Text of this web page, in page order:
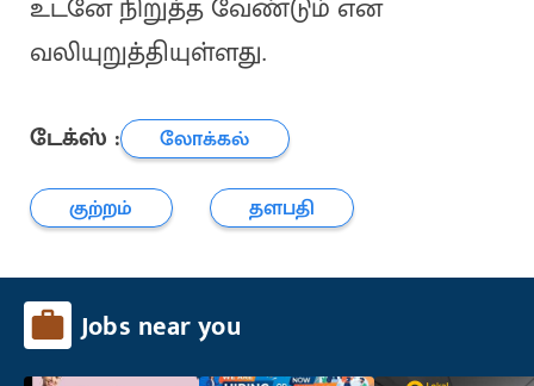
உடனே நிறுத்த வேண்டும் என
வலியுறுத்தியுள்ளது.
டேக்ஸ் :
லோக்கல்
குற்றம்
தளபதி
Jobs near you